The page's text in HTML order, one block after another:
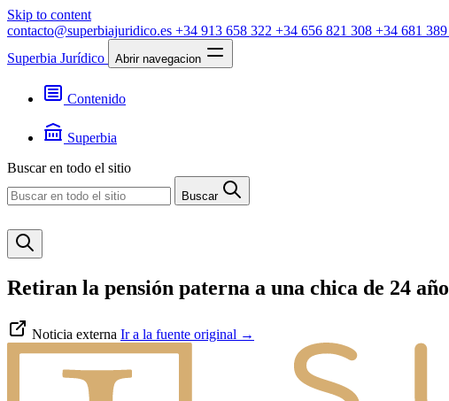
Skip to content
contacto@superbiajuridico.es +34 913 658 322 +34 656 821 308 +34 681
Superbia Jurídico
Abrir navegacion
Contenido
Jurisprudencia
Noticias
Superbia
Contacto
Buscar en todo el sitio
Buscar
Retiran la pensión paterna a una chica de 24
Noticia externa Ir a la fuente original →